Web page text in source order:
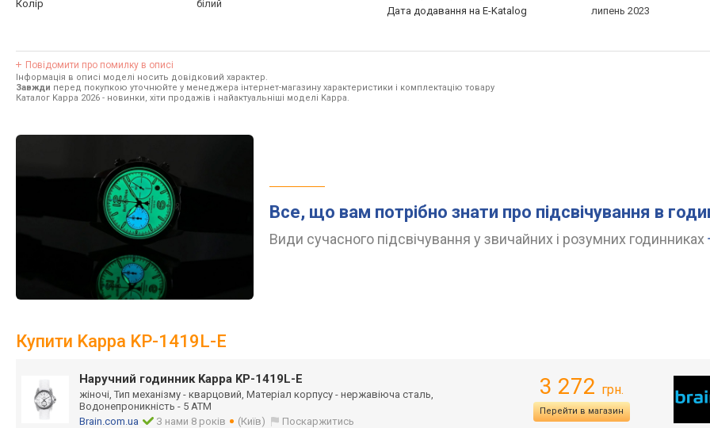
Колір
білий
Дата додавання на E-Katalog
липень 2023
Повідомити про помилку в описі
Інформація в описі моделі носить довідковий характер.
Завжди перед покупкою уточнюйте у менеджера інтернет-магазину характеристики і комплектацію товару
Каталог Kappa 2026 - новинки, хіти продажів і найактуальніші моделі Kappa.
Все, що вам потрібно знати про підсвічування в
Види сучасного підсвічування у звичайних і розумних годинниках
Купити Kappa KP-1419L-E
Наручний годинник Kappa KP-1419L-E
жіночі, Тип механізму - кварцовий, Матеріал корпусу - нержавіюча сталь,
Водонепроникність - 5 ATM
Brain.com.ua
З нами 8 років (Київ) Поскаржитись
3 272 грн.
Перейти в магазин